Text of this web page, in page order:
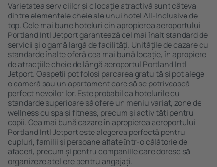
Varietatea serviciilor și o locație atractivă sunt câteva
dintre elementele cheie ale unui hotel All-Inclusive de
top. Cele mai bune hoteluri din apropierea aeroportului
Portland Intl Jetport garantează cel mai înalt standard de
servicii și o gamă largă de facilități. Unitățile de cazare cu
standarde înalte oferă cea mai bună locație, în apropiere
de atracţiile cheie de lângă aeroportul Portland Intl
Jetport. Oaspeții pot folosi parcarea gratuită și pot alege
o cameră sau un apartament care să se potrivească
perfect nevoilor lor. Este probabil ca hotelurile cu
standarde superioare să ofere un meniu variat, zone de
wellness cu spa și fitness, precum și activități pentru
copii. Cea mai bună cazare în apropierea aeroportului
Portland Intl Jetport este alegerea perfectă pentru
cupluri, familii și persoane aflate ȋntr-o călătorie de
afaceri, precum și pentru companiile care doresc să
organizeze ateliere pentru angajați.